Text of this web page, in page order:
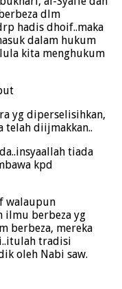
dlm
hadis dhoif..maka
dalam hukum
kita menghukum
yg diperselisihkan,
telah diijmakkan..
tiada
kpd
walaupun
ilmu berbeza yg
berbeza, mereka
tradisi
oleh Nabi saw.